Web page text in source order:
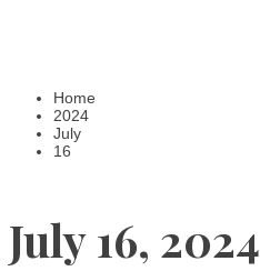
Home
2024
July
16
July 16, 2024